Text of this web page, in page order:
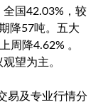
国42.03%，较
降57吨。五大
周降4.62% 。
望为主。
易及专业行情分